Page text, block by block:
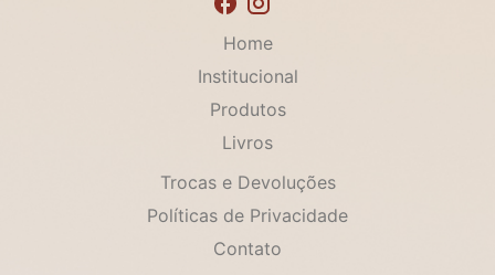
Home
Institucional
Produtos
Livros
Trocas e Devoluções
Políticas de Privacidade
Contato